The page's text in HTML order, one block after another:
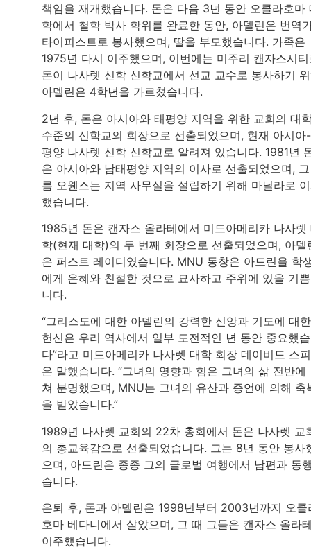
책임을 재개했습니다. 돈은 다음 3년 동안 오클라호마
학에서 철학 박사 학위를 완료한 동안, 아델린은 번역
타이피스트로 봉사했으며, 딸을 부모했습니다. 가족은
1975년 다시 이주했으며, 이번에는 미주리 캔자스시
돈이 나사렛 신학 신학교에서 선교 교수로 봉사하기
아델린은 4학년을 가르쳤습니다.
2년 후, 돈은 아시아와 태평양 지역을 위한 교회의 대
수준의 신학교의 회장으로 선출되었으며, 현재 아시아
평양 나사렛 신학 신학교로 알려져 있습니다. 1981년
은 아시아와 남태평양 지역의 이사로 선출되었으며,
름 오웬스는 지역 사무실을 설립하기 위해 마닐라로
했습니다.
1985년 돈은 캔자스 올라테에서 미드아메리카 나사렛
학(현재 대학)의 두 번째 회장으로 선출되었으며, 아델
은 퍼스트 레이디였습니다. MNU 동창은 아드린을 학
에게 은혜와 친절한 것으로 묘사하고 주위에 있을 기
니다.
“그리스도에 대한 아델린의 강력한 신앙과 기도에 대한
헌신은 우리 역사에서 일부 도전적인 년 동안 중요했
다”라고 미드아메리카 나사렛 대학 회장 데이비드 스
은 말했습니다. “그녀의 영향과 힘은 그녀의 삶 전반에
쳐 분명했으며, MNU는 그녀의 유산과 증언에 의해 축
을 받았습니다.”
1989년 나사렛 교회의 22차 총회에서 돈은 나사렛 교
의 총교육감으로 선출되었습니다. 그는 8년 동안 봉사
으며, 아드린은 종종 그의 글로벌 여행에서 남편과 동
습니다.
은퇴 후, 돈과 아델린은 1998년부터 2003년까지 오클
호마 베다니에서 살았으며, 그 때 그들은 캔자스 올라
이주했습니다.